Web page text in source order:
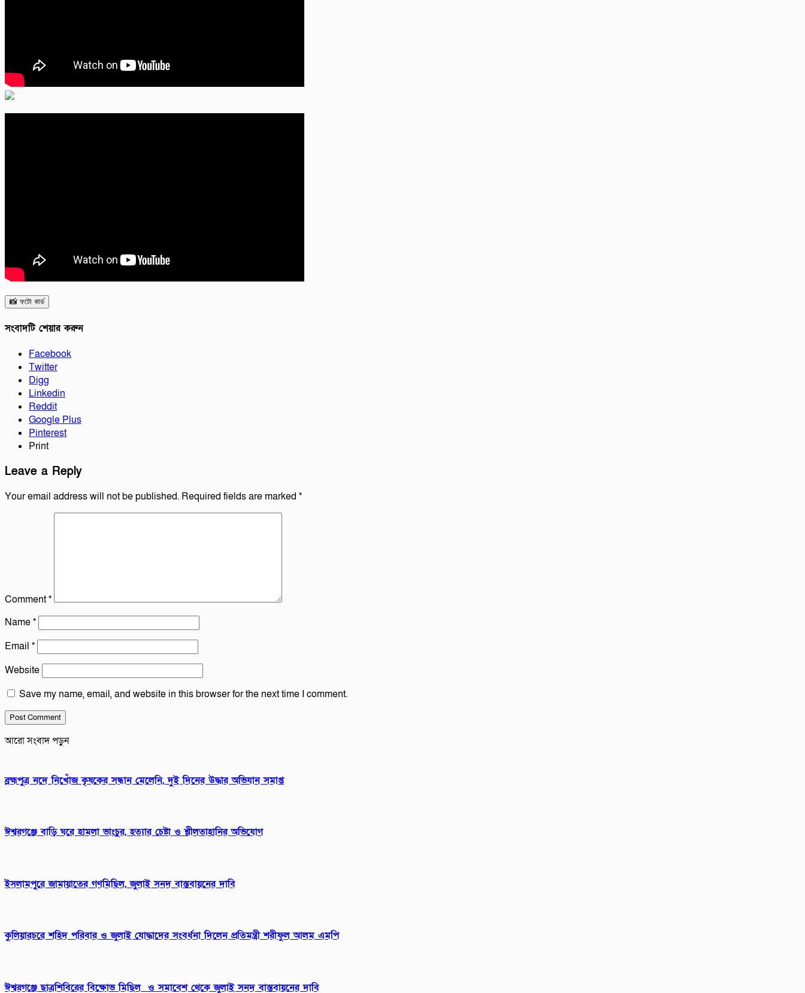
📸 ফটো কার্ড
সংবাদটি শেয়ার করুন
Facebook
Twitter
Digg
Linkedin
Reddit
Google Plus
Pinterest
Print
Leave a Reply
Your email address will not be published. Required fields are marked *
Comment*
Name*
Email *
Website
Save my name, email, and website in this browser for the next time I comment.
আরো সংবাদ পড়ুন
ব্রহ্মপুত্র নদে নিখোঁজ কৃষকের সন্ধান মেলেনি, দুই দিনের উদ্ধার অভিযান সমাপ্ত
ঈশ্বরগঞ্জে বাড়ি ঘরে হামলা ভাংচুর, হত্যার চেষ্টা ও শ্লীলতাহানির অভিযোগ
ইসলামপুরে জামায়াতের গণমিছিল, জুলাই সনদ বাস্তবায়নের দাবি
কুলিয়ারচরে শহিদ পরিবার ও জুলাই যোদ্ধাদের সংবর্ধনা দিলেন প্রতিমন্ত্রী শরীফুল আলম এমপি
ঈশ্বরগঞ্জে ছাত্রশিবিরের বিক্ষোভ মিছিল ও সমাবেশ থেকে জুলাই সনদ বাস্তবায়নের দাবি